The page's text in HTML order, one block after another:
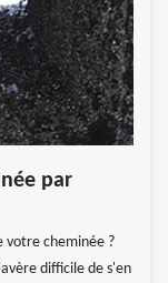
par
votre cheminée ?
difficile de s'en